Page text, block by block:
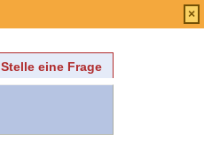
Stelle eine Frage
×